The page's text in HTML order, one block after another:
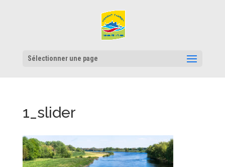
Sélectionner une page
1_slider